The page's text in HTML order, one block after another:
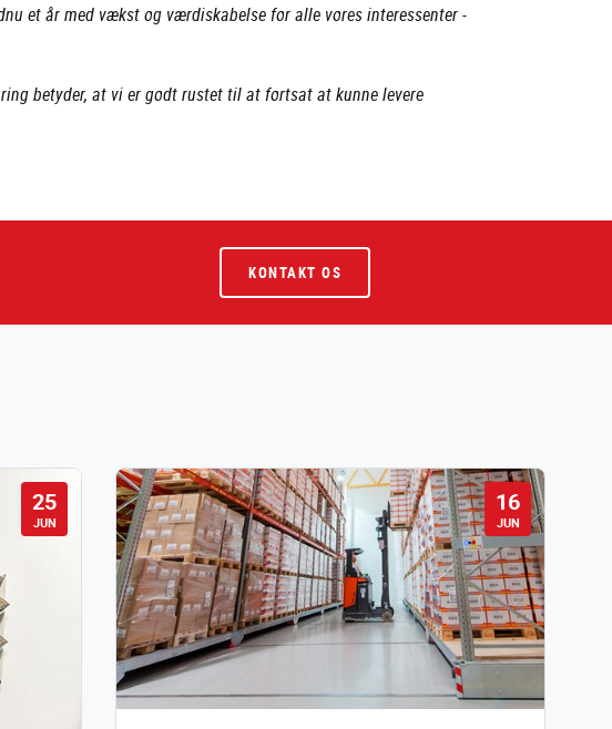
et år med vækst og værdiskabelse for alle vores interessenter -
betyder, at vi er godt rustet til at fortsat at kunne levere
KONTAKT OS
25
JUN
16
JUN